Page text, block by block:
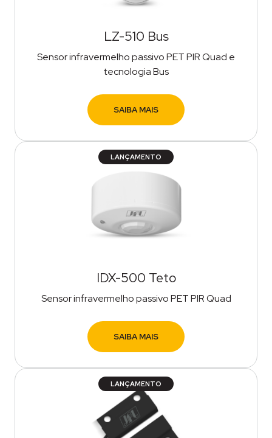
LZ-510 Bus
Sensor infravermelho passivo PET PIR Quad e
tecnologia Bus
SAIBA MAIS
LANÇAMENTO
IDX-500 Teto
Sensor infravermelho passivo PET PIR Quad
SAIBA MAIS
LANÇAMENTO